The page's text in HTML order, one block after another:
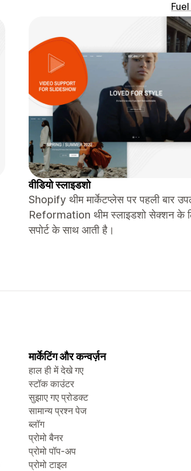
वीडियो स्लाइडशो
Shopify थीम मार्केटप्लेस पर पहली बार
Reformation थीम स्लाइडशो सेक्शन के
सपोर्ट के साथ आती है।
मार्केटिंग और कन्वर्ज़न
हाल ही में देखे गए
स्टॉक काउंटर
सुझाए गए प्रोडक्ट
सामान्य प्रश्न पेज
ब्लॉग
प्रोमो बैनर
प्रोमो पॉप-अप
प्रोमो टाइल